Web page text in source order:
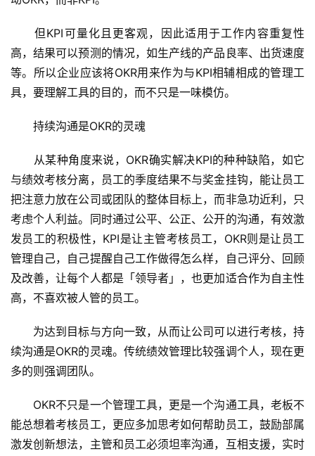
但KPI可量化且更客观，因此适用于工作内容重复性
高，结果可以预测的情况，如生产线的产品良率、出货速度
等。所以企业应该将OKR用来作为与KPI相辅相成的管理工
具，要理解工具的目的，而不只是一味模仿。
持续沟通是OKR的灵魂
从某种角度来说，OKR确实解决KPI的种种缺陷，如它
与绩效考核分离，员工的季度结果不与奖金挂钩，能让员工
把注意力放在公司或团队的整体目标上，而非急功近利，只
考虑个人利益。同时通过公平、公正、公开的沟通，有效激
发员工的积极性，KPI是让主管考核员工，OKR则是让员工
管理自己，自己提醒自己工作做得怎么样，自己评分、回顾
及改善，让每个人都是「领导者」，也更加适合作为自主性
高，不喜欢被人管的员工。
为达到目标与方向一致，从而让公司可以进行考核，持
续沟通是OKR的灵魂。传统绩效管理比较强调个人，现在更
多的则强调团队。
OKR不只是一个管理工具，更是一个沟通工具，老板不
能总想着考核员工，更应多加思考如何帮助员工，鼓励部属
激发创新想法，主管和员工必须坦率沟通，互相支援，实时